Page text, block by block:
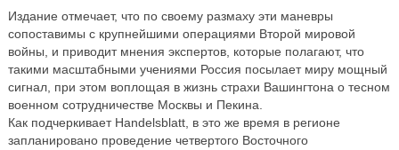
Издание отмечает, что по своему размаху эти маневры
сопоставимы с крупнейшими операциями Второй мировой
войны, и приводит мнения экспертов, которые полагают, что
такими масштабными учениями Россия посылает миру мощный
сигнал, при этом воплощая в жизнь страхи Вашингтона о тесном
военном сотрудничестве Москвы и Пекина.
Как подчеркивает Handelsblatt, в это же время в регионе
запланировано проведение четвертого Восточного